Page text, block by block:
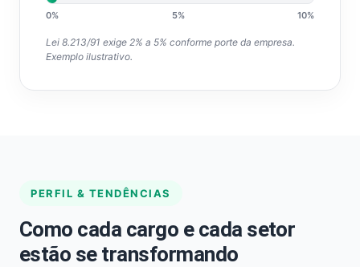
0% 5% 10%
Lei 8.213/91 exige 2% a 5% conforme porte da empresa.
Exemplo ilustrativo.
PERFIL & TENDÊNCIAS
Como cada cargo e cada setor
estão se transformando